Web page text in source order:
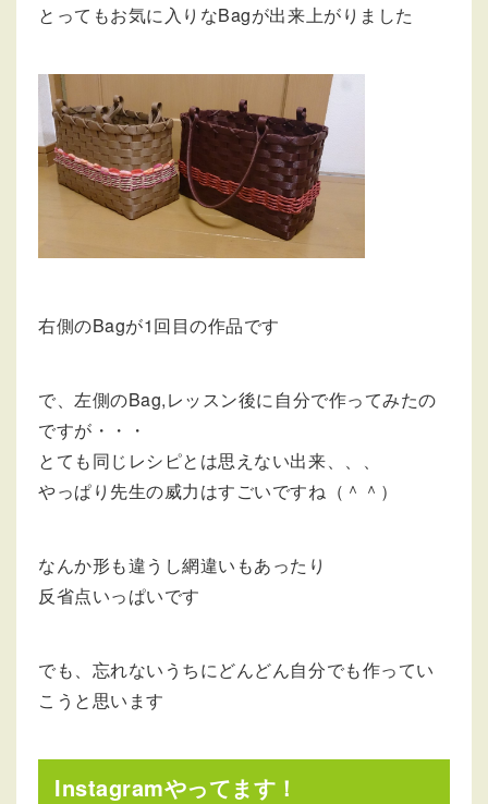
とってもお気に入りなBagが出来上がりました
右側のBagが1回目の作品です
で、左側のBag,レッスン後に自分で作ってみたの
ですが・・・
とても同じレシピとは思えない出来、、、
やっぱり先生の威力はすごいですね（＾＾）
なんか形も違うし網違いもあったり
反省点いっぱいです
でも、忘れないうちにどんどん自分でも作ってい
こうと思います
Instagramやってます！